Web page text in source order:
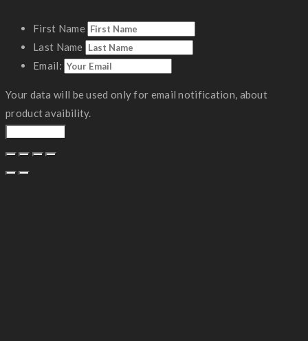
First Name
Last Name
Email:
Your data will be used only for email notification, about
product avaibility.